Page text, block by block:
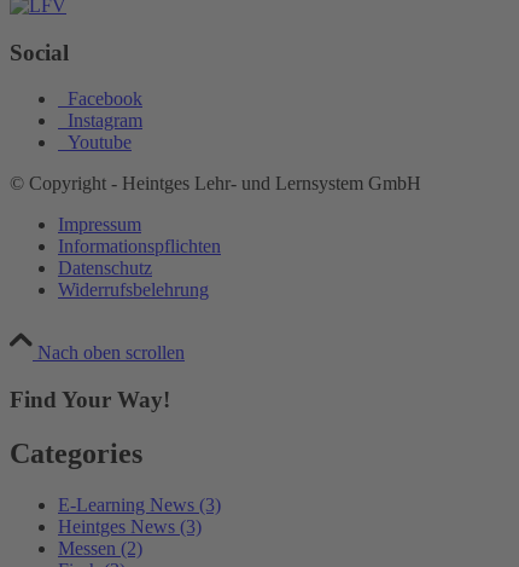
Social
Facebook
Instagram
Youtube
© Copyright - Heintges Lehr- und Lernsystem GmbH
Impressum
Informationspflichten
Datenschutz
Widerrufsbelehrung
Nach oben scrollen
Find Your Way!
Categories
E-Learning News (3)
Heintges News (3)
Messen (2)